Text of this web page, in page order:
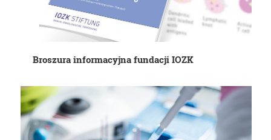
Broszura informacyjna fundacji IOZK